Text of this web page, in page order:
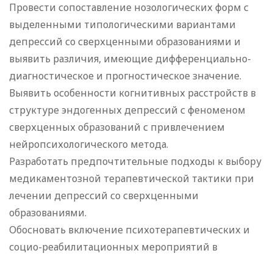
Провести сопоставление нозологических форм с
выделенными типологическими вариантами
депрессий со сверхценными образованиями и
выявить различия, имеющие дифференциально-
диагностическое и прогностическое значение.
Выявить особенности когнитивных расстройств в
структуре эндогенных депрессий с феноменом
сверхценных образований с привлечением
нейропсихологического метода.
Разработать предпочтительные подходы к выбору
медикаментозной терапевтической тактики при
лечении депрессий со сверхценными
образованиями.
Обосновать включение психотерапевтических и
социо-реабилитационных мероприятий в